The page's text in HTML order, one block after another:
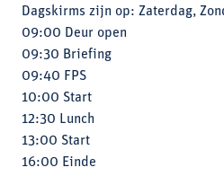
Dagskirms zijn op: Zaterdag,
09:00 Deur open
09:30 Briefing
09:40 FPS
10:00 Start
12:30 Lunch
13:00 Start
16:00 Einde